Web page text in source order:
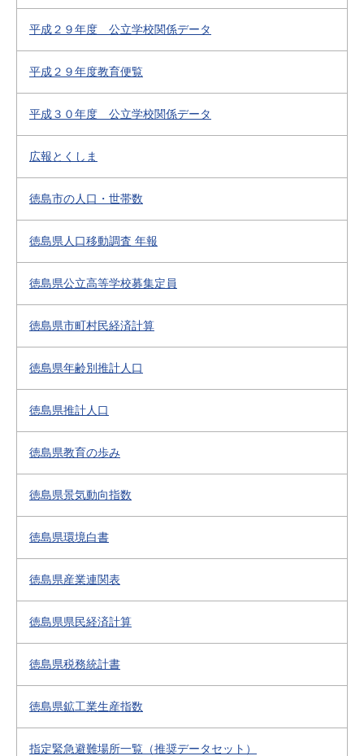
平成２９年度 公立学校関係データ
平成２９年度教育便覧
平成３０年度 公立学校関係データ
広報とくしま
徳島市の人口・世帯数
徳島県人口移動調査 年報
徳島県公立高等学校募集定員
徳島県市町村民経済計算
徳島県年齢別推計人口
徳島県推計人口
徳島県教育の歩み
徳島県景気動向指数
徳島県環境白書
徳島県産業連関表
徳島県県民経済計算
徳島県税務統計書
徳島県鉱工業生産指数
指定緊急避難場所一覧（推奨データセット）